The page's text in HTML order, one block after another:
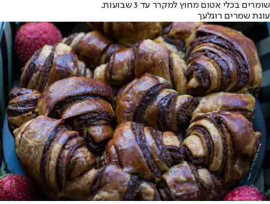
שומרים בכלי אטום מחוץ למקרר עד 3 שבועות.
עוגת שמרים רוגלעך